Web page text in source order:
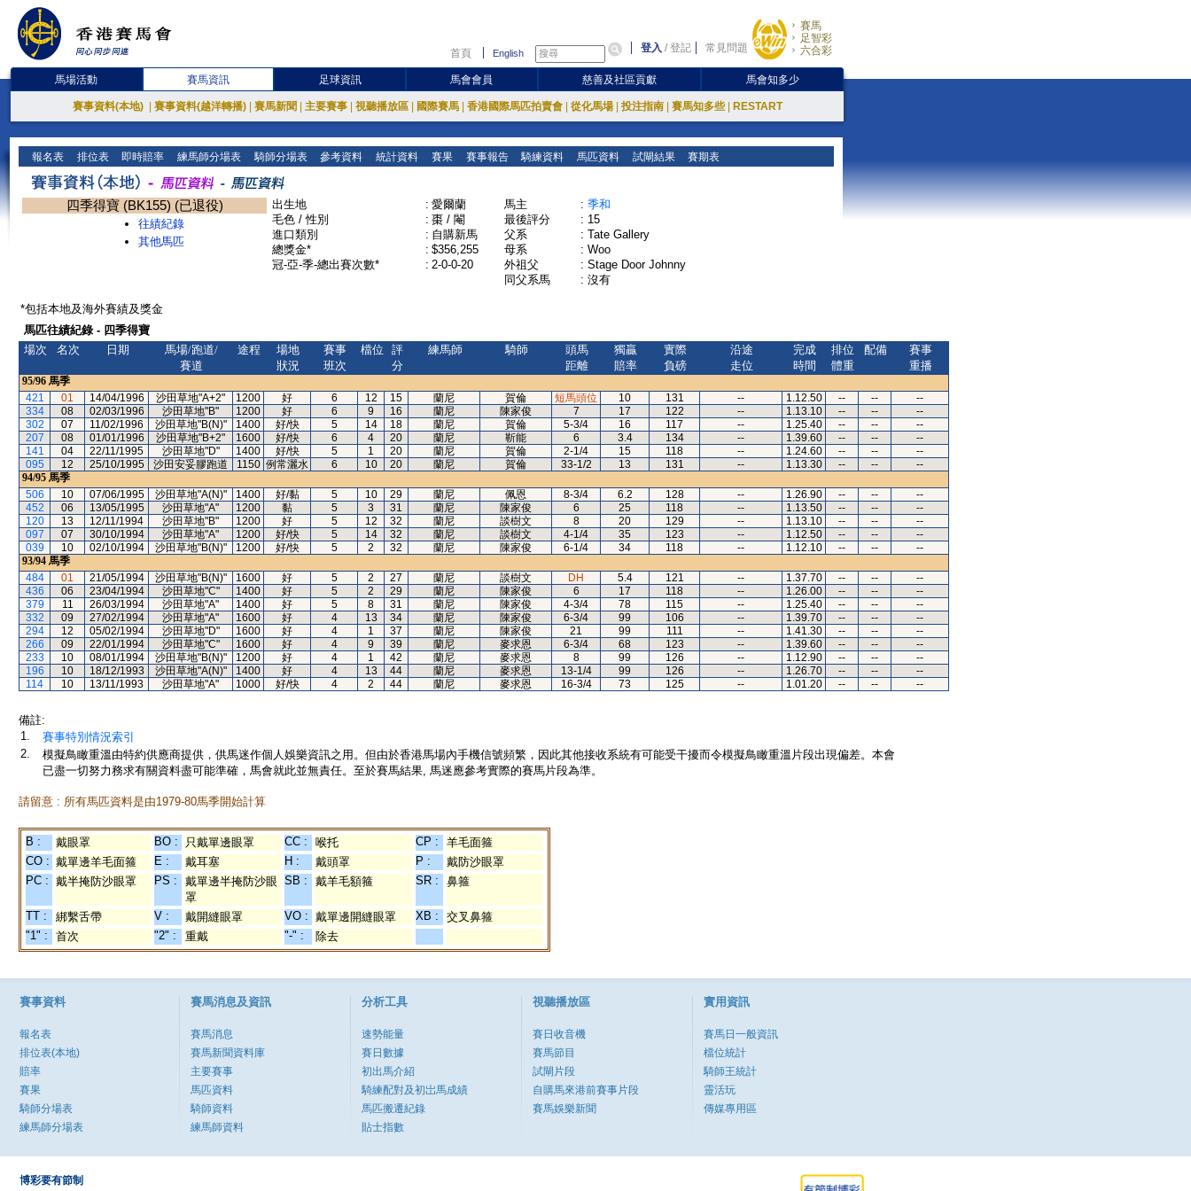
首頁 English 登入 /登記 常見問題
賽馬
足智彩
六合彩
馬場活動 賽馬資訊 足球資訊 馬會會員 慈善及社區貢獻 馬會知多少
賽事資料(本地) 賽事資料(越洋轉播) 賽馬新聞 主要賽事 視聽播放區 國際賽馬 香港國際馬匹拍賣會 從化馬場 投注指南 賽馬知多些 RESTART
報名表 排位表 即時賠率 練馬師分場表 騎師分場表 參考資料 統計資料 賽果 賽事報告 騎練資料 馬匹資料 試閘結果 賽期表
四季得寶 (BK155) (已退役)
往績紀錄
其他馬匹
出生地 : 愛爾蘭
毛色 / 性別
: 棗 / 閹
進口類別
: 自購新馬
總獎金*
: $356,255
冠-亞-季-總出賽次數*
: 2-0-0-20
馬主 : 季和
最後評分
: 15
父系
: Tate Gallery
母系
: Woo
外祖父
: Stage Door Johnny
同父系馬
: 沒有
*包括本地及海外賽績及獎金
馬匹往績紀錄 - 四季得寶
場次
名次 日期
馬場/跑道/
賽道
途程
場地
狀況
賽事
班次
檔位
評
分
練馬師 騎師
頭馬
距離
獨贏
賠率
實際
負磅
沿途
走位
完成
時間
排位
體重
配備
賽事
重播
95/96 馬季
421
01 14/04/1996 沙田草地"A+2" 1200 好 6 12 15 蘭尼 賀倫 短馬頭位 10 131 -- 1.12.50 -- --
--
334
08 02/03/1996 沙田草地"B" 1200 好 6 9 16 蘭尼 陳家俊 7 17 122 -- 1.13.10 -- --
--
302
07 11/02/1996 沙田草地"B(N)" 1400 好/快 5 14 18 蘭尼 賀倫 5-3/4 16 117 -- 1.25.40 -- --
--
207
08 01/01/1996 沙田草地"B+2" 1600 好/快 6 4 20 蘭尼 靳能 6 3.4 134 -- 1.39.60 -- --
--
141
04 22/11/1995 沙田草地"D" 1400 好/快 5 1 20 蘭尼 賀倫 2-1/4 15 118 -- 1.24.60 -- --
--
095
12 25/10/1995 沙田安妥膠跑道 1150 例常灑水 6 10 20 蘭尼 賀倫 33-1/2 13 131 -- 1.13.30 -- --
--
94/95 馬季
506
10 07/06/1995 沙田草地"A(N)" 1400 好/黏 5 10 29 蘭尼 佩恩 8-3/4 6.2 128 -- 1.26.90 -- --
--
452
06 13/05/1995 沙田草地"A" 1200 黏 5 3 31 蘭尼 陳家俊 6 25 118 -- 1.13.50 -- --
--
120
13 12/11/1994 沙田草地"B" 1200 好 5 12 32 蘭尼 談樹文 8 20 129 -- 1.13.10 -- --
--
097
07 30/10/1994 沙田草地"A" 1200 好/快 5 14 32 蘭尼 談樹文 4-1/4 35 123 -- 1.12.50 -- --
--
039
10 02/10/1994 沙田草地"B(N)" 1200 好/快 5 2 32 蘭尼 陳家俊 6-1/4 34 118 -- 1.12.10 -- --
--
93/94 馬季
484
01 21/05/1994 沙田草地"B(N)" 1600 好 5 2 27 蘭尼 談樹文 DH 5.4 121 -- 1.37.70 -- --
--
436
06 23/04/1994 沙田草地"C" 1400 好 5 2 29 蘭尼 陳家俊 6 17 118 -- 1.26.00 -- --
--
379
11 26/03/1994 沙田草地"A" 1400 好 5 8 31 蘭尼 陳家俊 4-3/4 78 115 -- 1.25.40 -- --
--
332
09 27/02/1994 沙田草地"A" 1600 好 4 13 34 蘭尼 陳家俊 6-3/4 99 106 -- 1.39.70 -- --
--
294
12 05/02/1994 沙田草地"D" 1600 好 4 1 37 蘭尼 陳家俊 21 99 111 -- 1.41.30 -- --
--
266
09 22/01/1994 沙田草地"C" 1600 好 4 9 39 蘭尼 麥求恩 6-3/4 68 123 -- 1.39.60 -- --
--
233
10 08/01/1994 沙田草地"B(N)" 1200 好 4 1 42 蘭尼 麥求恩 8 99 126 -- 1.12.90 -- --
--
196
10 18/12/1993 沙田草地"A(N)" 1400 好 4 13 44 蘭尼 麥求恩 13-1/4 99 126 -- 1.26.70 -- --
--
114
10 13/11/1993 沙田草地"A" 1000 好/快 4 2 44 蘭尼 麥求恩 16-3/4 73 125 -- 1.01.20 -- -- --
備註:
1.
賽事特別情況索引
2.
模擬鳥瞰重溫由特約供應商提供，供馬迷作個人娛樂資訊之用。但由於香港馬場內手機信號頻繁，因此其他接收系統有可能受干擾而令模擬鳥瞰重溫片段出現偏差。本會
已盡一切努力務求有關資料盡可能準確，馬會就此並無責任。至於賽馬結果, 馬迷應參考實際的賽馬片段為準。
請留意 : 所有馬匹資料是由1979-80馬季開始計算
B : 戴眼罩 BO : 只戴單邊眼罩 CC : 喉托 CP :
羊毛面箍
CO : 戴單邊羊毛面箍 E : 戴耳塞 H : 戴頭罩 P :
戴防沙眼罩
PC : 戴半掩防沙眼罩 PS :
戴單邊半掩防沙眼
罩
SB : 戴羊毛額箍 SR : 鼻箍
TT : 綁繫舌帶 V : 戴開縫眼罩 VO : 戴單邊開縫眼罩 XB :
交叉鼻箍
"1" :
首次 "2" : 重戴 "-" : 除去
賽事資料
報名表
排位表(本地)
賠率
賽果
騎師分場表
練馬師分場表
賽馬消息及資訊
賽馬消息
賽馬新聞資料庫
主要賽事
馬匹資料
騎師資料
練馬師資料
分析工具
速勢能量
賽日數據
初出馬介紹
騎練配對及初岀馬成績
馬匹搬遷紀錄
貼士指數
視聽播放區
賽日收音機
賽馬節目
試閘片段
自購馬來港前賽事片段
賽馬娛樂新聞
實用資訊
賽馬日一般資訊
檔位統計
騎師王統計
靈活玩
傳媒專用區
博彩要有節制